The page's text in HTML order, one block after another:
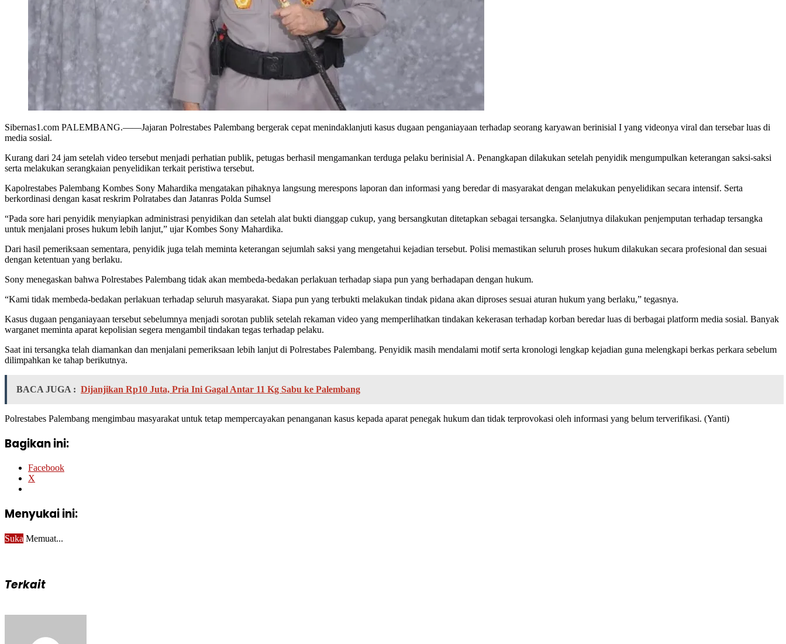
Sibernas1.com PALEMBANG.——Jajaran Polrestabes Palembang bergerak cepat menindaklanjuti kasus dugaan penganiayaan terhadap seorang karyawan berinisial I yang videonya viral dan tersebar luas di
media sosial.
Kurang dari 24 jam setelah video tersebut menjadi perhatian publik, petugas berhasil mengamankan terduga pelaku berinisial A. Penangkapan dilakukan setelah penyidik mengumpulkan keterangan saksi-saksi
serta melakukan serangkaian penyelidikan terkait peristiwa tersebut.
Kapolrestabes Palembang Kombes Sony Mahardika mengatakan pihaknya langsung merespons laporan dan informasi yang beredar di masyarakat dengan melakukan penyelidikan secara intensif. Serta
berkordinasi dengan kasat reskrim Polratabes dan Jatanras Polda Sumsel
“Pada sore hari penyidik menyiapkan administrasi penyidikan dan setelah alat bukti dianggap cukup, yang bersangkutan ditetapkan sebagai tersangka. Selanjutnya dilakukan penjemputan terhadap tersangka
untuk menjalani proses hukum lebih lanjut,” ujar Kombes Sony Mahardika.
Dari hasil pemeriksaan sementara, penyidik juga telah meminta keterangan sejumlah saksi yang mengetahui kejadian tersebut. Polisi memastikan seluruh proses hukum dilakukan secara profesional dan sesuai
dengan ketentuan yang berlaku.
Sony menegaskan bahwa Polrestabes Palembang tidak akan membeda-bedakan perlakuan terhadap siapa pun yang berhadapan dengan hukum.
“Kami tidak membeda-bedakan perlakuan terhadap seluruh masyarakat. Siapa pun yang terbukti melakukan tindak pidana akan diproses sesuai aturan hukum yang berlaku,” tegasnya.
Kasus dugaan penganiayaan tersebut sebelumnya menjadi sorotan publik setelah rekaman video yang memperlihatkan tindakan kekerasan terhadap korban beredar luas di berbagai platform media sosial. Banyak
warganet meminta aparat kepolisian segera mengambil tindakan tegas terhadap pelaku.
Saat ini tersangka telah diamankan dan menjalani pemeriksaan lebih lanjut di Polrestabes Palembang. Penyidik masih mendalami motif serta kronologi lengkap kejadian guna melengkapi berkas perkara sebelum
dilimpahkan ke tahap berikutnya.
BACA JUGA : Dijanjikan Rp10 Juta, Pria Ini Gagal Antar 11 Kg Sabu ke Palembang
Polrestabes Palembang mengimbau masyarakat untuk tetap mempercayakan penanganan kasus kepada aparat penegak hukum dan tidak terprovokasi oleh informasi yang belum terverifikasi. (Yanti)
Bagikan ini:
Facebook
X
Menyukai ini:
Suka Memuat...
Terkait